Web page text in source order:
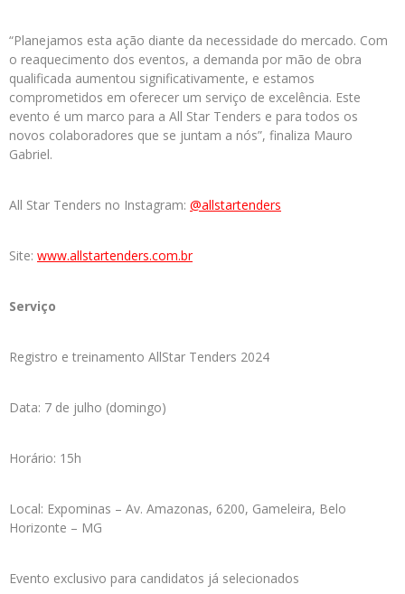
“Planejamos esta ação diante da necessidade do mercado. Com
o reaquecimento dos eventos, a demanda por mão de obra
qualificada aumentou significativamente, e estamos
comprometidos em oferecer um serviço de excelência. Este
evento é um marco para a All Star Tenders e para todos os
novos colaboradores que se juntam a nós”, finaliza Mauro
Gabriel.
All Star Tenders no Instagram: @allstartenders
Site: www.allstartenders.com.br
Serviço
Registro e treinamento AllStar Tenders 2024
Data: 7 de julho (domingo)
Horário: 15h
Local: Expominas – Av. Amazonas, 6200, Gameleira, Belo
Horizonte – MG
Evento exclusivo para candidatos já selecionados